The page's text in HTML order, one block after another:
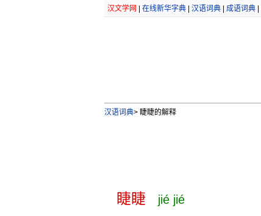
汉文学网 在线新华字典| 汉语词典| 成语词典|
汉语词典>睫睫的解释
睫睫 jié jié